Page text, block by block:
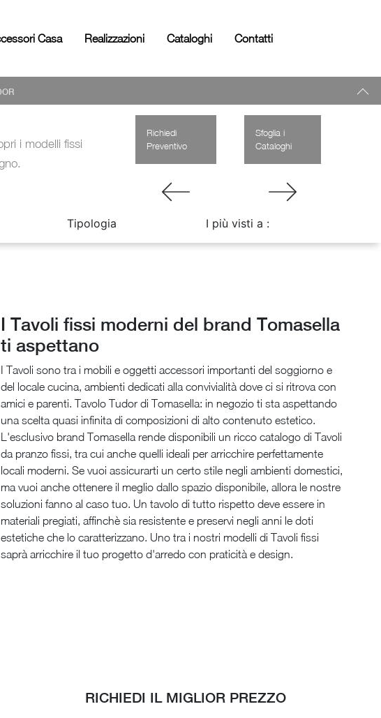
Casa Realizzazioni Cataloghi Contatti
i modelli fissi
Richiedi
Preventivo
Sfoglia i
Cataloghi
Tipologia I più visti a :
I Tavoli fissi moderni del brand Tomasella
ti aspettano
I Tavoli sono tra i mobili e oggetti accessori importanti del soggiorno e
del locale cucina, ambienti dedicati alla convivialità dove ci si ritrova con
amici e parenti. Tavolo Tudor di Tomasella: in negozio ti sta aspettando
una scelta quasi infinita di composizioni di alto contenuto estetico.
L'esclusivo brand Tomasella rende disponibili un ricco catalogo di Tavoli
da pranzo fissi, tra cui anche quelli ideali per arricchire perfettamente
locali moderni. Se vuoi assicurarti un certo stile negli ambienti domestici,
ma vuoi anche ottenere il meglio dallo spazio disponibile, allora le nostre
soluzioni fanno al caso tuo. Un tavolo di tutto rispetto deve essere in
materiali pregiati, affinchè sia resistente e preservi negli anni le doti
estetiche che lo caratterizzano. Uno tra i nostri modelli di Tavoli fissi
saprà arricchire il tuo progetto d'arredo con praticità e design.
RICHIEDI IL MIGLIOR PREZZO